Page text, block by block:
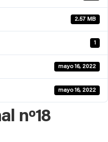
2.57 MB
1
mayo 16, 2022
mayo 16, 2022
nº18